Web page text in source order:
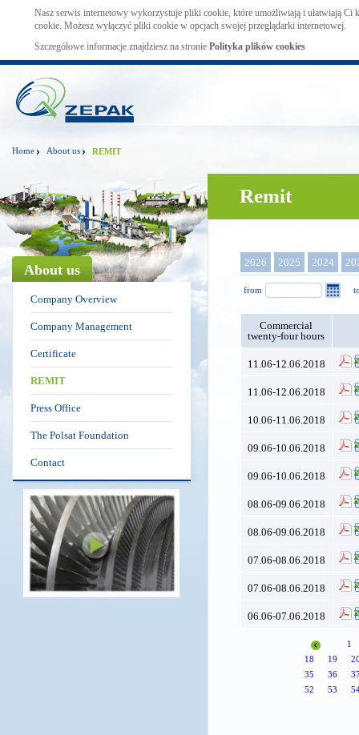
Nasz serwis internetowy wykorzystuje pliki cookie, które umożliwiają i ułatwiają Ci
cookie. Możesz wyłączyć pliki cookie w opcjach swojej przeglądarki internetowej.
Szczegółowe informacje znajdziesz na stronie Polityka plików cookies
Home About us REMIT
About us
Company Overview
Company Management
Certificate
REMIT
Press Office
The Polsat Foundation
Contact
Remit
2026 2025 2024
from
Commercial
twenty-four hours
11.06-12.06.2018
11.06-12.06.2018
10.06-11.06.2018
09.06-10.06.2018
09.06-10.06.2018
08.06-09.06.2018
08.06-09.06.2018
07.06-08.06.2018
07.06-08.06.2018
06.06-07.06.2018
1
18
19
35
36
52
53